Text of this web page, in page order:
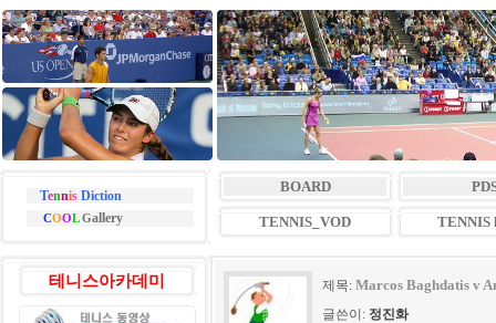
TennisDiction
COOLGallery
BOARD
TENNIS_VOD TENNIS
테니스아카데미 제목: Marcos Baghdatis v
글쓴이: 정진화